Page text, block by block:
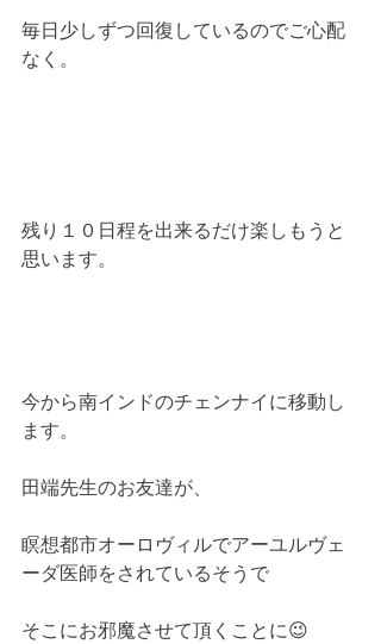
毎日少しずつ回復しているのでご心配
なく。
残り１０日程を出来るだけ楽しもうと
思います。
今から南インドのチェンナイに移動し
ます。
田端先生のお友達が、
瞑想都市オーロヴィルでアーユルヴェ
ーダ医師をされているそうで
そこにお邪魔させて頂くことに😉